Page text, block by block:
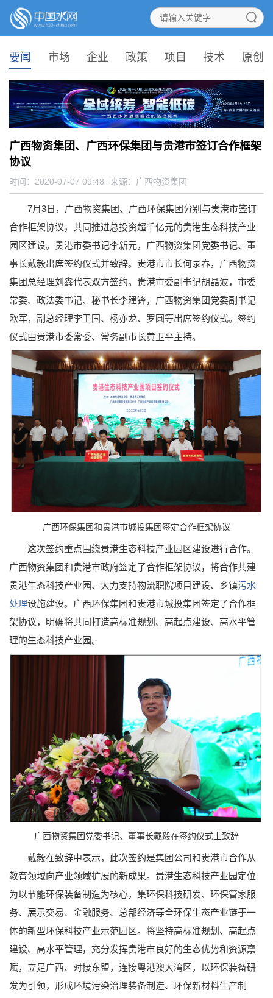
要闻 市场 企业 政策 项目 技术 原创
广西物资集团、广西环保集团与贵港市签订合作框架
协议
时间：2020-07-07 09:48 来源： 广西物资集团
7月3日，广西物资集团、广西环保集团分别与贵港市签订
合作框架协议，共同推进总投资超千亿元的贵港生态科技产业
园区建设。贵港市委书记李新元，广西物资集团党委书记、董
事长戴毅出席签约仪式并致辞。贵港市市长何录春，广西物资
集团总经理刘鑫代表双方签约。贵港市委副书记胡晶波，市委
常委、政法委书记、秘书长李建锋，广西物资集团党委副书记
欧军，副总经理李卫国、杨亦龙、罗圆等出席签约仪式。签约
仪式由贵港市委常委、常务副市长黄卫平主持。
广西环保集团和贵港市城投集团签定合作框架协议
这次签约重点围绕贵港生态科技产业园区建设进行合作。
广西物资集团和贵港市政府签定了合作框架协议，将合作共建
贵港生态科技产业园、大力支持物流职院项目建设、乡镇污水
处理设施建设。广西环保集团和贵港市城投集团签定了合作框
架协议，明确将共同打造高标准规划、高起点建设、高水平管
理的生态科技产业园。
广西物资集团党委书记、董事长戴毅在签约仪式上致辞
戴毅在致辞中表示，此次签约是集团公司和贵港市合作从
教育领域向产业领域扩展的新成果。贵港生态科技产业园定位
为以节能环保装备制造为核心，集环保科技研发、环保管家服
务、展示交易、金融服务、总部经济等全环保生态产业链于一
体的新型环保科技产业示范园区。将坚持高标准规划、高起点
建设、高水平管理，充分发挥贵港市良好的生态优势和资源禀
赋，立足广西、对接东盟，连接粤港澳大湾区，以环保装备研
发为引领，形成环境污染治理装备制造、环保新材料生产制